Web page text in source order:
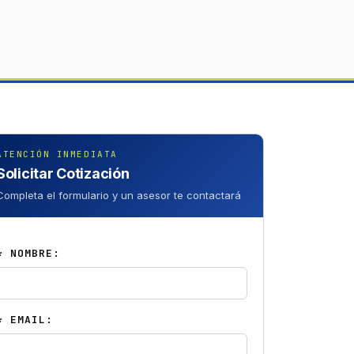
INMEDIATA
Cotización
el formulario y un asesor te contactará
NOMBRE:
EMAIL: